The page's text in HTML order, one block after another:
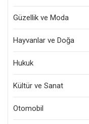
Güzellik ve Moda
Hayvanlar ve Doğa
Hukuk
Kültür ve Sanat
Otomobil